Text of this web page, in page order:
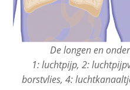
De longen en
1: luchtpijp, 2:
borstvlies, 4: